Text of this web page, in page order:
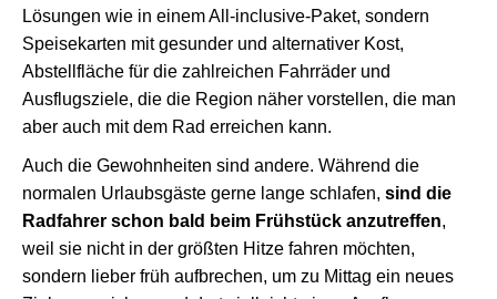
Lösungen wie in einem All-inclusive-Paket, sondern
Speisekarten mit gesunder und alternativer Kost,
Abstellfläche für die zahlreichen Fahrräder und
Ausflugsziele, die die Region näher vorstellen, die man
aber auch mit dem Rad erreichen kann.
Auch die Gewohnheiten sind andere. Während die
normalen Urlaubsgäste gerne lange schlafen, sind die
Radfahrer schon bald beim Frühstück anzutreffen,
weil sie nicht in der größten Hitze fahren möchten,
sondern lieber früh aufbrechen, um zu Mittag ein neues